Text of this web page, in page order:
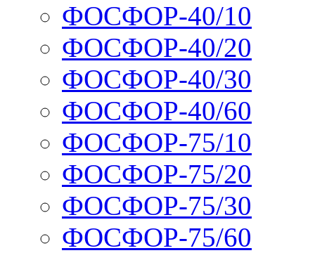
ФОСФОР-40/10
ФОСФОР-40/20
ФОСФОР-40/30
ФОСФОР-40/60
ФОСФОР-75/10
ФОСФОР-75/20
ФОСФОР-75/30
ФОСФОР-75/60